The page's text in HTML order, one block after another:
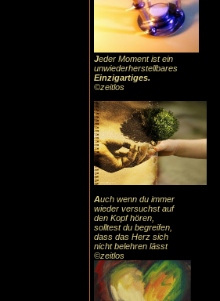
Jeder Moment ist ein
unwiederherstellbares
Einzigartiges.
©zeitlos
Auch wenn du immer
wieder versuchst auf
den Kopf hören,
solltest du begreifen,
dass das Herz sich
nicht belehren lässt
©zeitlos